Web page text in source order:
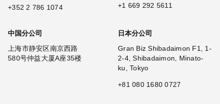
+352 2 786 1074
+1 669 292 5611
中国分公司
上海市静安区南京西路
580号仲益大厦A座35楼
日本分公司
Gran Biz Shibadaimon F1, 1-
2-4, Shibadaimon, Minato-
ku, Tokyo
+81 080 1680 0727